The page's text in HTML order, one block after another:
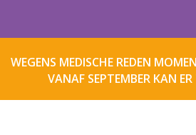
WEGENS MEDISCHE REDEN
VANAF SEPTEMBER KAN